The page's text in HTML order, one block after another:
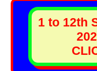
1 to 12th